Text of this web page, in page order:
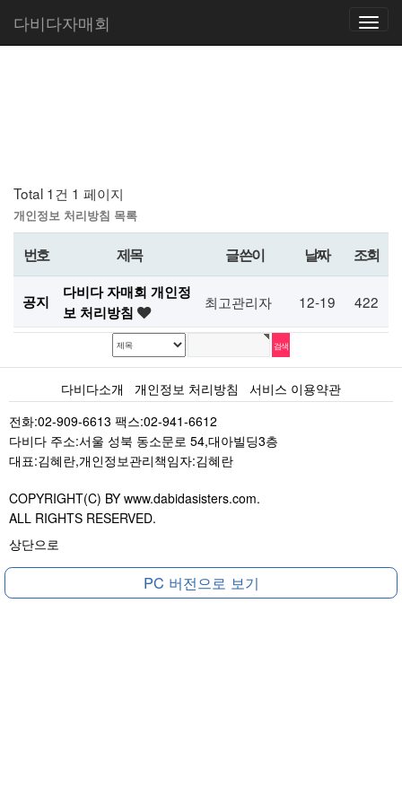
Toggle
다비다자매회
Warning : count(): Parameter must be an array or an object that implements Countable in
C:\xampp\htdocs\dabida\theme\companyshop\mobile\skin\board\htmlpage\list.skin.php 32
Total 1건 1 페이지
개인정보 처리방침 목록
번호 제목 글쓴이 날짜 조회
공지
다비다 자매회 개인정
보 처리방침
최고관리자 12-19 422
다비다소개 개인정보 처리방침
서비스 이용약관
전화:02-909-6613 팩스:02-941-6612
다비다 주소:서울 성북 동소문로 54,대아빌딩3층
대표:김혜란,개인정보관리책임자:김혜란
COPYRIGHT(C) BY www.dabidasisters.com.
ALL RIGHTS RESERVED.
상단으로
PC 버전으로 보기